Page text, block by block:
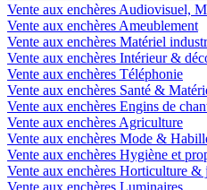
Vente aux enchères Audiovisuel,
Vente aux enchères Ameublement
Vente aux enchères Matériel
Vente aux enchères Intérieur &
Vente aux enchères Téléphonie
Vente aux enchères Santé &
Vente aux enchères Engins de
Vente aux enchères Agriculture
Vente aux enchères Mode &
Vente aux enchères Hygiène et
Vente aux enchères Horticulture &
Vente aux enchères Luminaires